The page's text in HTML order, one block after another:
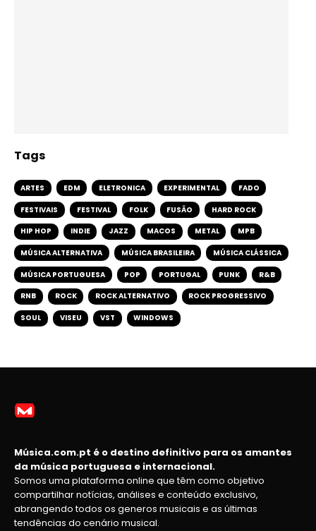
Tags
ARTES EDM ELETRONICA EXPERIMENTAL FADO
FESTIVAIS FESTIVAL FOLK FUSÃO HARD ROCK
HIP HOP INDIE JAZZ MACOS METAL MPB
MÚSICA ALTERNATIVA MÚSICA BRASILEIRA MÚSICA CLÁSSICA
MÚSICA PORTUGUESA POP PORTUGAL PUNK R&B
RNB ROCK ROCK ALTERNATIVO ROCK PROGRESSIVO
SOUL VISEU VST WINDOWS
Música.com.pt é o destino definitivo para os amantes
da música portuguesa e internacional.
Somos uma plataforma online que têm como objetivo
compartilhar notícias, análises e conteúdo exclusivo,
abrangendo todos os generos musicais e as últimas
tendências do cenário musical.